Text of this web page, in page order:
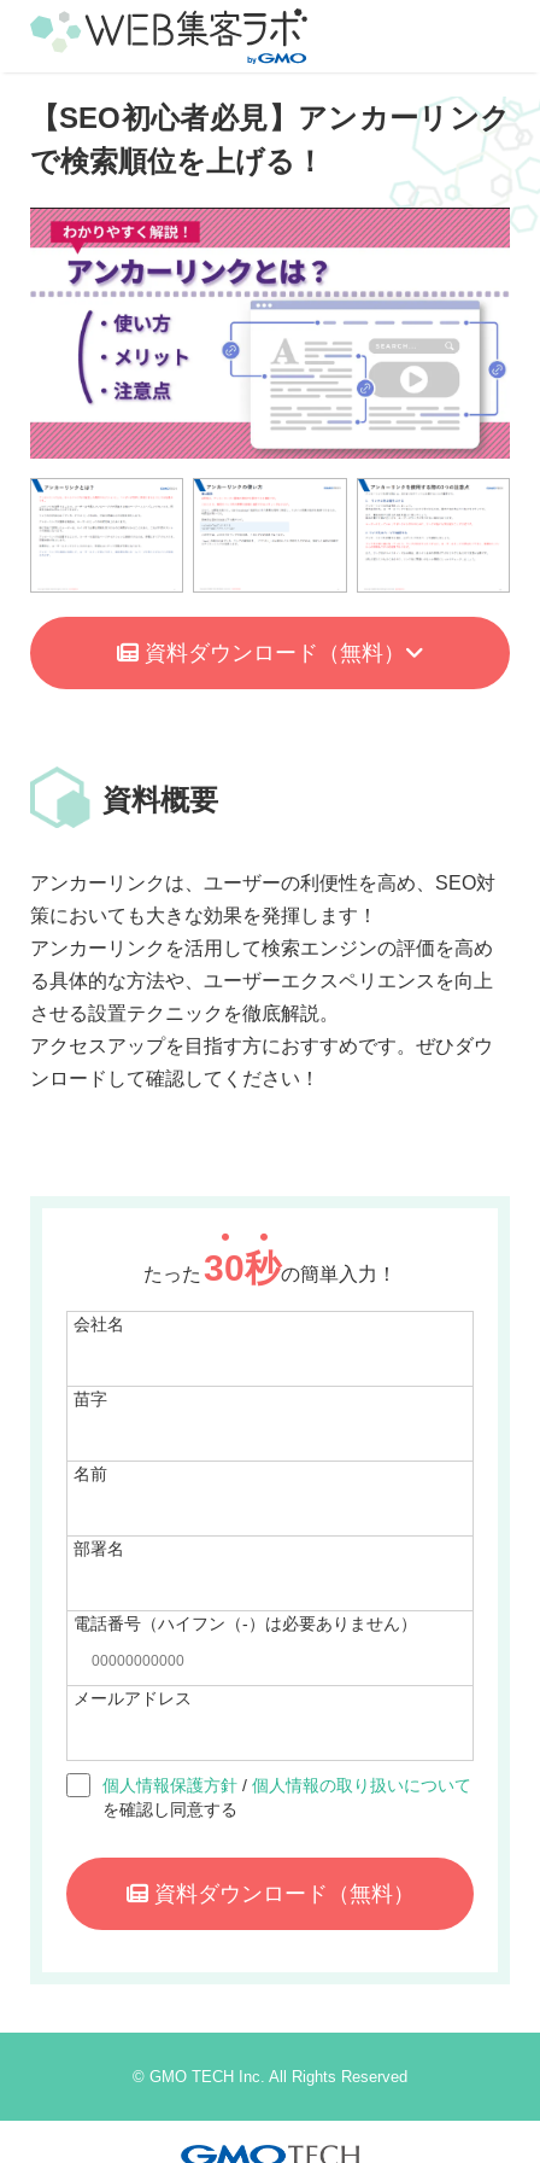
【SEO初心者必見】アンカーリンク
で検索順位を上げる！
資料ダウンロード （無料）
資料概要
アンカーリンクは、ユーザーの利便性を高め、SEO対
策においても大きな効果を発揮します！
アンカーリンクを活用して検索エンジンの評価を高め
る具体的な方法や、ユーザーエクスペリエンスを向上
させる設置テクニックを徹底解説。
アクセスアップを目指す方におすすめです。ぜひダウ
ンロードして確認してください！
たった 30秒の簡単入力！
会社名
苗字
名前
部署名
電話番号（ハイフン（-）は必要ありません）
メールアドレス
個人情報保護方針 / 個人情報の取り扱いについて
を確認し同意する
資料ダウンロード （無料）
© GMO TECH Inc. All Rights Reserved